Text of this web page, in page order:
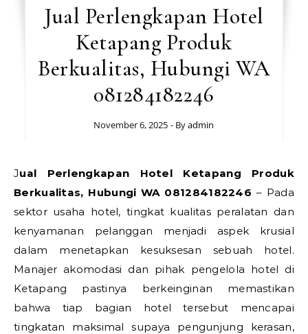
Jual Perlengkapan Hotel
Ketapang Produk
Berkualitas, Hubungi WA
081284182246
November 6, 2025 - Byadmin
Jual Perlengkapan Hotel Ketapang Produk
Berkualitas, Hubungi WA 081284182246 – Pada
sektor usaha hotel, tingkat kualitas peralatan dan
kenyamanan pelanggan menjadi aspek krusial
dalam menetapkan kesuksesan sebuah hotel.
Manajer akomodasi dan pihak pengelola hotel di
Ketapang pastinya berkeinginan memastikan
bahwa tiap bagian hotel tersebut mencapai
tingkatan maksimal supaya pengunjung kerasan,